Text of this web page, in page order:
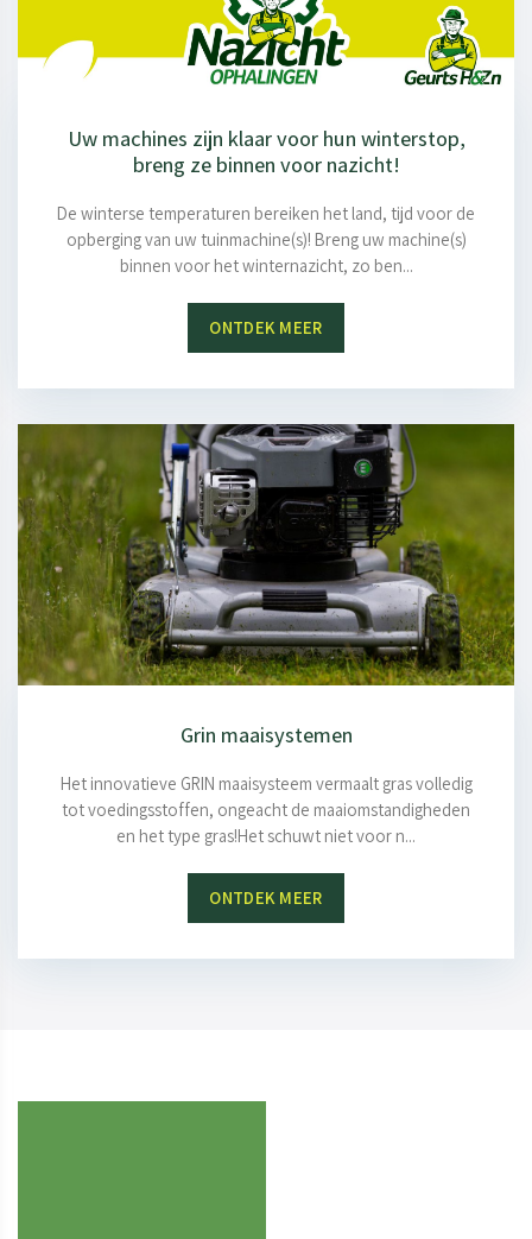
Uw machines zijn klaar voor hun winterstop,
breng ze binnen voor nazicht!
De winterse temperaturen bereiken het land, tijd voor de
opberging van uw tuinmachine(s)! Breng uw machine(s)
binnen voor het winternazicht, zo ben...
ONTDEK MEER
Grin maaisystemen
Het innovatieve GRIN maaisysteem vermaalt gras volledig
tot voedingsstoffen, ongeacht de maaiomstandigheden
en het type gras!Het schuwt niet voor n...
ONTDEK MEER